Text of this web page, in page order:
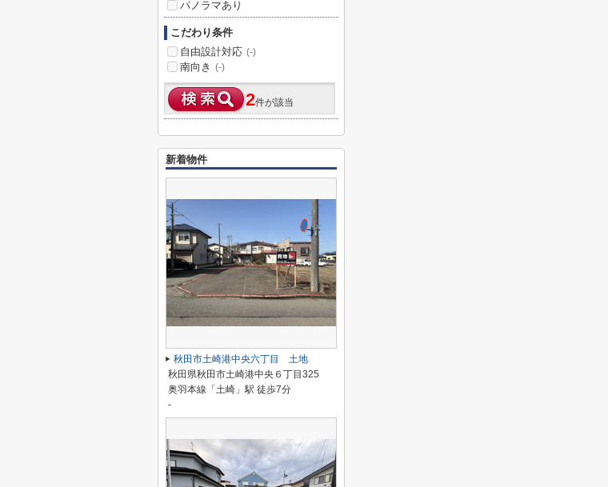
パノラマあり
こだわり条件
自由設計対応 (-)
南向き (-)
2件が該当
新着物件
秋田市土崎港中央六丁目 土地
秋田県秋田市土崎港中央６丁目325
奥羽本線「土崎」駅 徒歩7分
-